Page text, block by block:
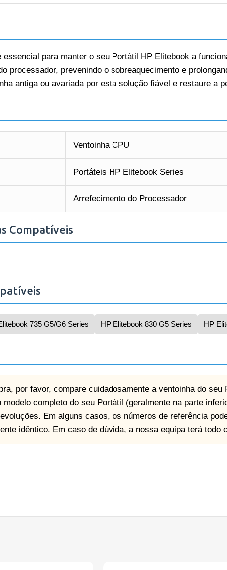
essencial para manter o seu Portátil HP Elitebook a
processador, prevenindo o sobreaquecimento e
antiga ou avariada por esta solução fiável e restaure a
Ventoinha CPU
Portáteis HP Elitebook Series
Arrefecimento do Processador
Compatíveis
735 G5/G6 Series HP Elitebook 830 G5 Series HP
por favor, compare cuidadosamente a ventoinha do seu
completo do seu Portátil (geralmente na parte
Em alguns casos, os números de referência
idêntico. Em caso de dúvida, a nossa equipa terá todo